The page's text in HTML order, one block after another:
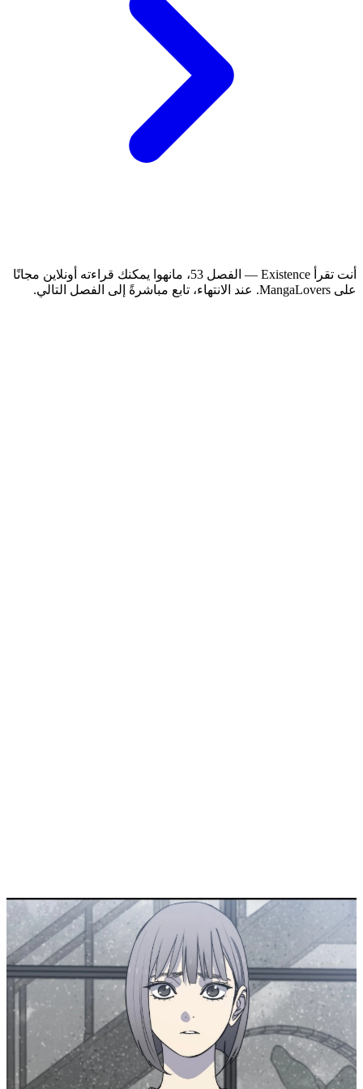
أنت تقرأ Existence — الفصل 53، مانهوا يمكنك قراءته أونلاين مجانًا
على MangaLovers.
عند الانتهاء، تابع مباشرةً إلى الفصل التالي.